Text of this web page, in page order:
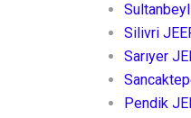
Silivri
Sarıyer
Pendik